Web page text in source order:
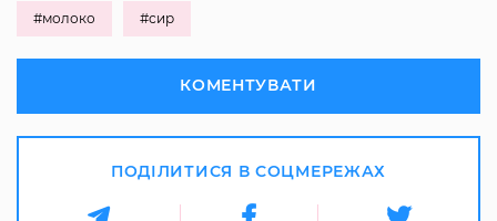
#молоко #сир
КОМЕНТУВАТИ
ПОДІЛИТИСЯ В СОЦМЕРЕЖАХ